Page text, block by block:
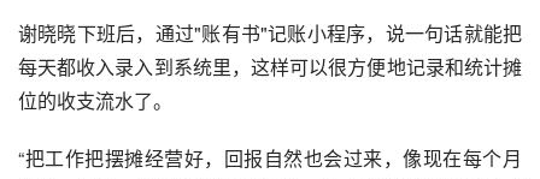
谢晓晓下班后，通过"账有书"记账小程序，说一句话就能把
每天都收入录入到系统里，这样可以很方便地记录和统计摊
位的收支流水了。
“把工作把摆摊经营好，回报自然也会过来，像现在每个月